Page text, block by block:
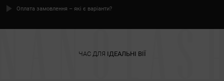
Оплата замовлення – які є варіанти?
ЧАС ДЛЯ ІДЕАЛЬНІ ВІЇ